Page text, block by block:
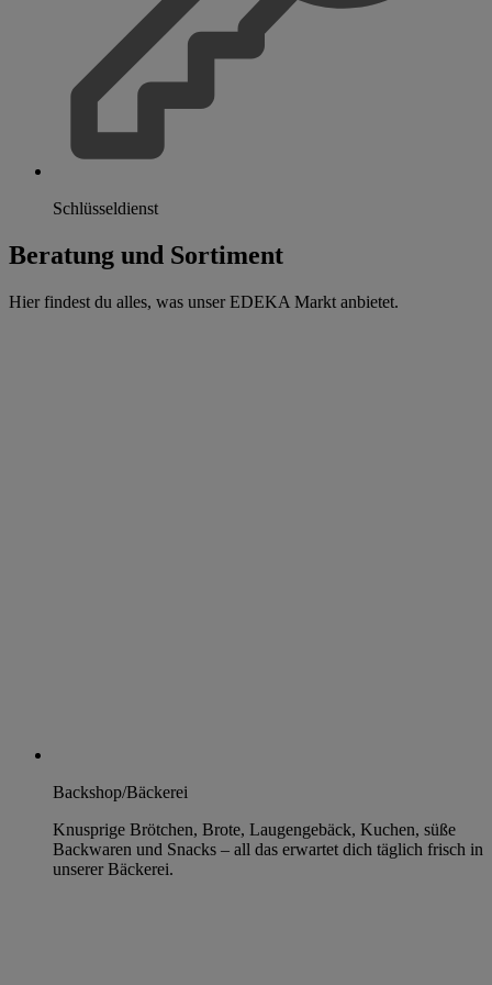
Schlüsseldienst
Beratung und Sortiment
Hier findest du alles, was unser EDEKA Markt anbietet.
Backshop/Bäckerei
Knusprige Brötchen, Brote, Laugengebäck, Kuchen, süße
Backwaren und Snacks – all das erwartet dich täglich frisch in
unserer Bäckerei.